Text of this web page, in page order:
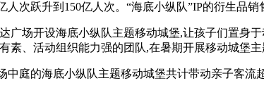
次跃升到150亿人次。 “海底小纵队”IP的衍生品销
广场开设海底小纵队主题移动城堡,让孩子们置身
、活动组织能力强的团队,在暑期开展移动城堡主
庭的海底小纵队主题移动城堡共计带动亲子客流